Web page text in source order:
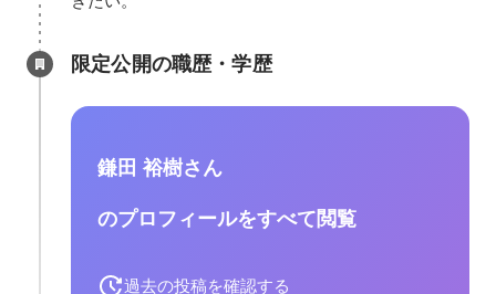
限定公開の職歴・学歴
鎌田 裕樹さん
のプロフィールをすべて閲覧
過去の投稿を確認する